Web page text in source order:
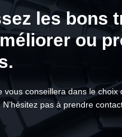
les bons
ou
vous conseillera dans le
pas à prendre